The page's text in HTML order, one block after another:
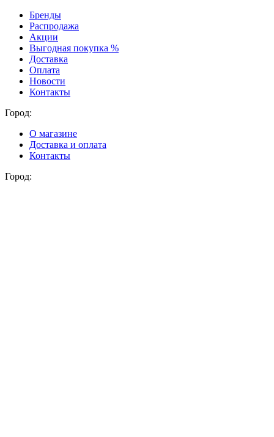
Бренды
Распродажа
Акции
Выгодная покупка %
Доставка
Оплата
Новости
Контакты
Город:
О магазине
Доставка и оплата
Контакты
Город: